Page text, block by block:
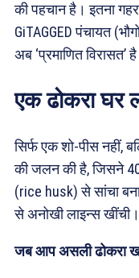
की पहचान है। इतना
GiTAGGED पंचायत
अब ‘प्रमाणित विरासत’
एक ढोकरा घर
सिर्फ एक शो-पीस नहीं,
की जलन की है, जिसने 40
(rice husk) से सांचा
से अनोखी लाइन्स खींची।
जब आप असली ढोकरा